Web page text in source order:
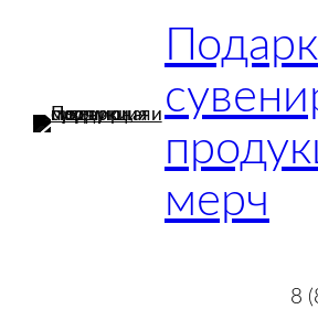
мерч
8